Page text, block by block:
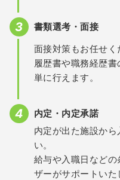
書類選考・面接
面接対策もお任せく
履歴書や職務経歴
単に行えます。
内定・内定承諾
内定が出た施設か
い。
給与や入職日など
ザーがサポートいた